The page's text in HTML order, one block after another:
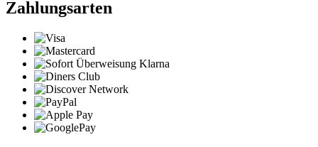
Zahlungsarten